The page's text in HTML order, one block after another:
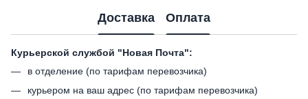
Доставка Оплата
Курьерской службой "Новая Почта":
в отделение (по тарифам перевозчика)
курьером на ваш адрес (по тарифам перевозчика)